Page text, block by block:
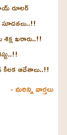
రూలర్
శిక్ష ఖరారు..!!
ఆదేశాలు..!!
- మరిన్ని వార్తలు